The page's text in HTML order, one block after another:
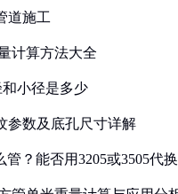
道施工
计算方法大全
小径是多少
参数及底孔尺寸详解
管？能否用3205或3505代换